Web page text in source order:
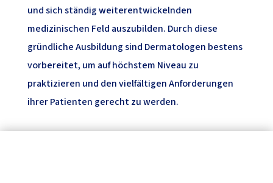
und sich ständig weiterentwickelnden
medizinischen Feld auszubilden. Durch diese
gründliche Ausbildung sind Dermatologen bestens
vorbereitet, um auf höchstem Niveau zu
praktizieren und den vielfältigen Anforderungen
ihrer Patienten gerecht zu werden.